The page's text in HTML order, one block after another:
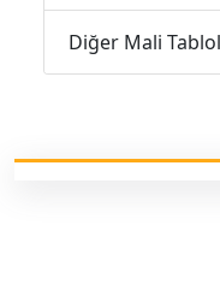
Diğer Mali